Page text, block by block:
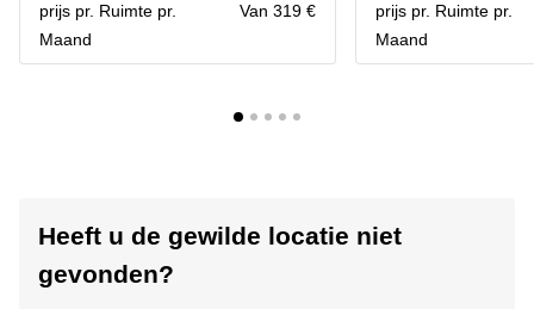
prijs pr. Ruimte pr.
Maand
Van 319 €
prijs pr. Ruimte pr.
Maand
Heeft u de gewilde locatie niet
gevonden?